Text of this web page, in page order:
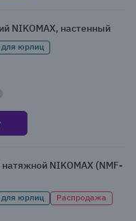
NIKOMAX, настенный
для юрлиц
NIKOMAX (NMF-
для юрлиц
Распродажа